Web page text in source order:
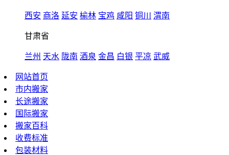
西安 商洛 延安 榆林 宝鸡 咸阳 铜川 渭南
甘肃省
兰州 天水 陇南 酒泉 金昌 白银 平凉 武威
网站首页
市内搬家
长途搬家
国际搬家
搬家百科
收费标准
包装材料